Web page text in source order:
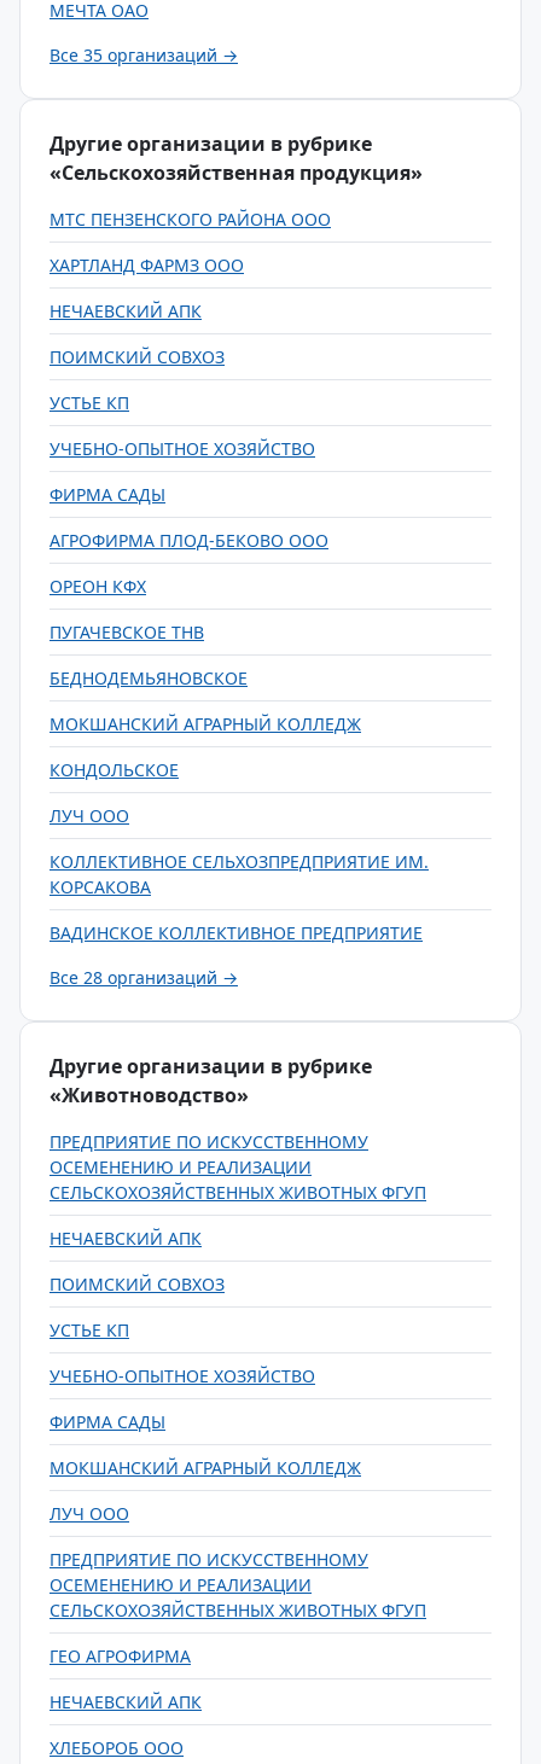
МЕЧТА ОАО
Все 35 организаций →
Другие организации в рубрике
«Сельскохозяйственная продукция»
МТС ПЕНЗЕНСКОГО РАЙОНА ООО
ХАРТЛАНД ФАРМЗ ООО
НЕЧАЕВСКИЙ АПК
ПОИМСКИЙ СОВХОЗ
УСТЬЕ КП
УЧЕБНО-ОПЫТНОЕ ХОЗЯЙСТВО
ФИРМА САДЫ
АГРОФИРМА ПЛОД-БЕКОВО ООО
ОРЕОН КФХ
ПУГАЧЕВСКОЕ ТНВ
БЕДНОДЕМЬЯНОВСКОЕ
МОКШАНСКИЙ АГРАРНЫЙ КОЛЛЕДЖ
КОНДОЛЬСКОЕ
ЛУЧ ООО
КОЛЛЕКТИВНОЕ СЕЛЬХОЗПРЕДПРИЯТИЕ ИМ.
КОРСАКОВА
ВАДИНСКОЕ КОЛЛЕКТИВНОЕ ПРЕДПРИЯТИЕ
Все 28 организаций →
Другие организации в рубрике
«Животноводство»
ПРЕДПРИЯТИЕ ПО ИСКУССТВЕННОМУ
ОСЕМЕНЕНИЮ И РЕАЛИЗАЦИИ
СЕЛЬСКОХОЗЯЙСТВЕННЫХ ЖИВОТНЫХ ФГУП
НЕЧАЕВСКИЙ АПК
ПОИМСКИЙ СОВХОЗ
УСТЬЕ КП
УЧЕБНО-ОПЫТНОЕ ХОЗЯЙСТВО
ФИРМА САДЫ
МОКШАНСКИЙ АГРАРНЫЙ КОЛЛЕДЖ
ЛУЧ ООО
ПРЕДПРИЯТИЕ ПО ИСКУССТВЕННОМУ
ОСЕМЕНЕНИЮ И РЕАЛИЗАЦИИ
СЕЛЬСКОХОЗЯЙСТВЕННЫХ ЖИВОТНЫХ ФГУП
ГЕО АГРОФИРМА
НЕЧАЕВСКИЙ АПК
ХЛЕБОРОБ ООО